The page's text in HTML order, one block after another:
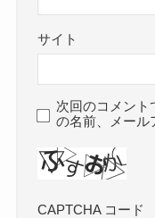
サイト
次回のコメント
の名前、メール
CAPTCHA コード